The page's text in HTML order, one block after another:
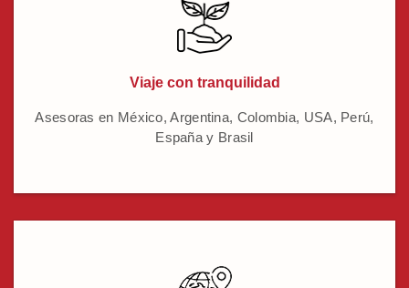
Viaje con tranquilidad
Asesoras en México, Argentina, Colombia, USA, Perú,
España y Brasil